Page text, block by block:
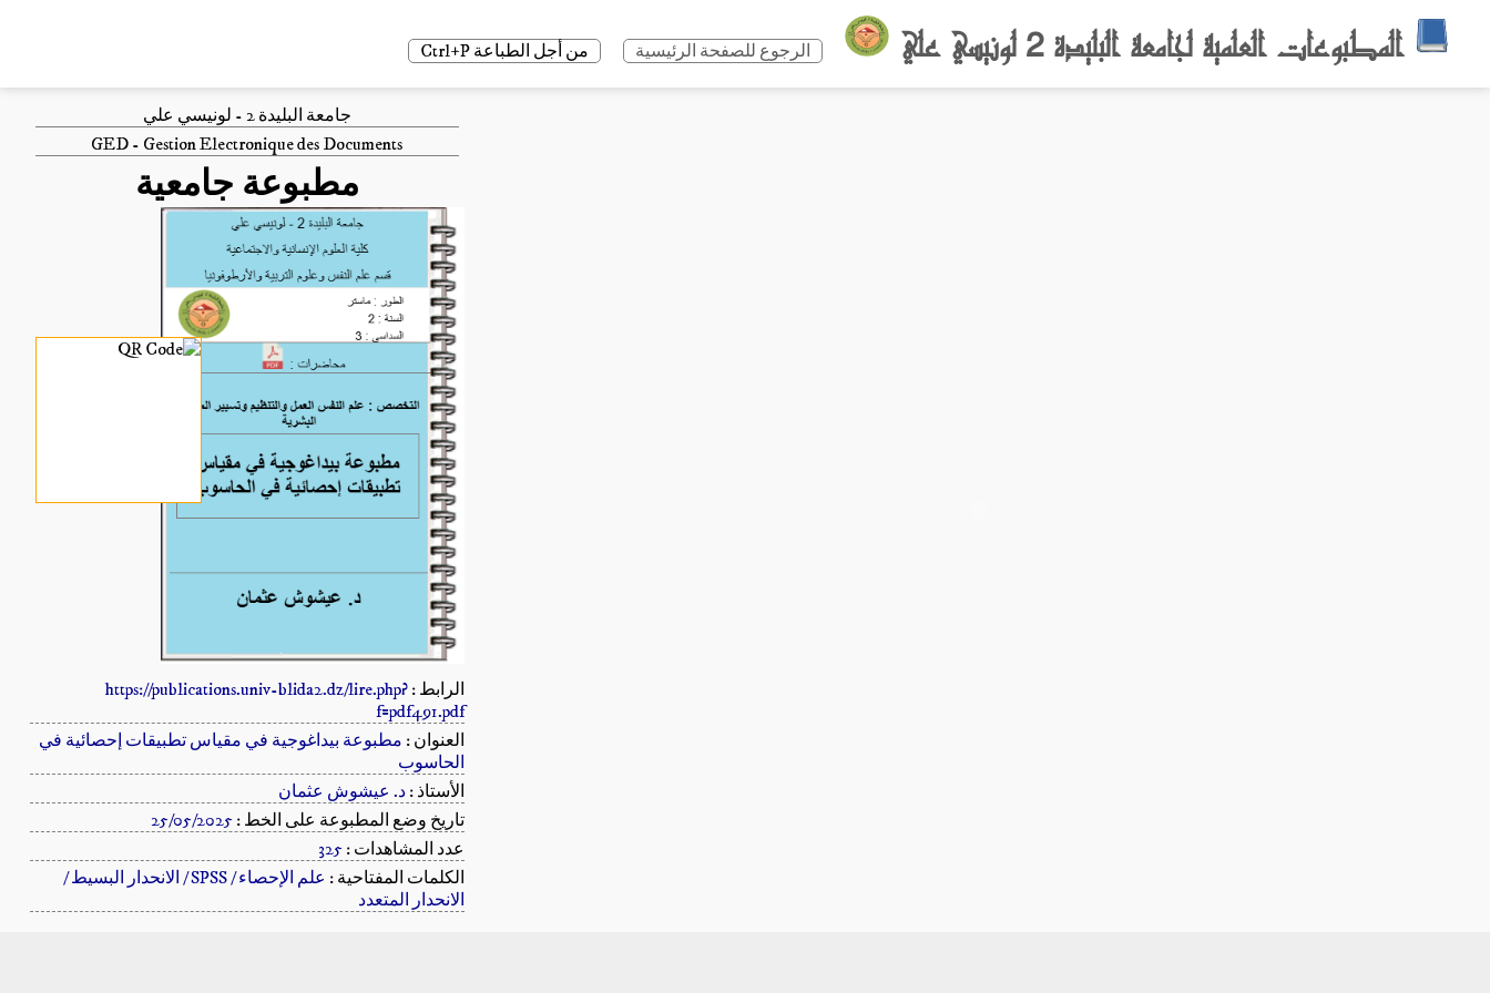
المطبوعات العلمية لجامعة البليدة 2 لونيسي علي الرجوع للصفحة الرئيسية من أجل الطباعة Ctrl+P
جامعة البليدة 2 - لونيسي علي
GED - Gestion Electronique des Documents
مطبوعة جامعية
الرابط : https://publications.univ-blida2.dz/lire.php?
f=pdf491.pdf
العنوان : مطبوعة بيداغوجية في مقياس تطبيقات إحصائية في
الحاسوب
الأستاذ : د. عيشوش عثمان
تاريخ وضع المطبوعة على الخط : 25/05/2025
عدد المشاهدات : 325
الكلمات المفتاحية :
علم الإحصاء / SPSS / الانحدار البسيط /
الانحدار المتعدد